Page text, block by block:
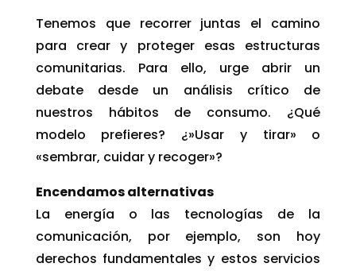
Tenemos que recorrer juntas el camino
para crear y proteger esas estructuras
comunitarias. Para ello, urge abrir un
debate desde un análisis crítico de
nuestros hábitos de consumo. ¿Qué
modelo prefieres? ¿»Usar y tirar» o
«sembrar, cuidar y recoger»?
Encendamos alternativas
La energía o las tecnologías de la
comunicación, por ejemplo, son hoy
derechos fundamentales y estos servicios